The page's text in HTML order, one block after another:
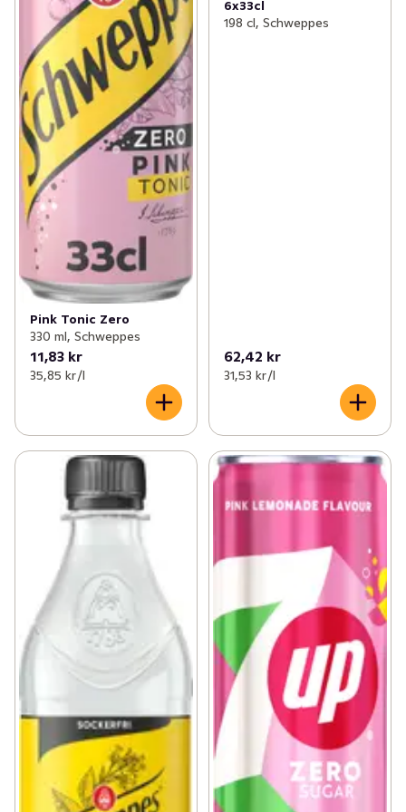
Pink Tonic Zero
330 ml, Schweppes
11,83 kr
35,85 kr /l
6x33cl
198 cl, Schweppes
62,42 kr
31,53 kr /l